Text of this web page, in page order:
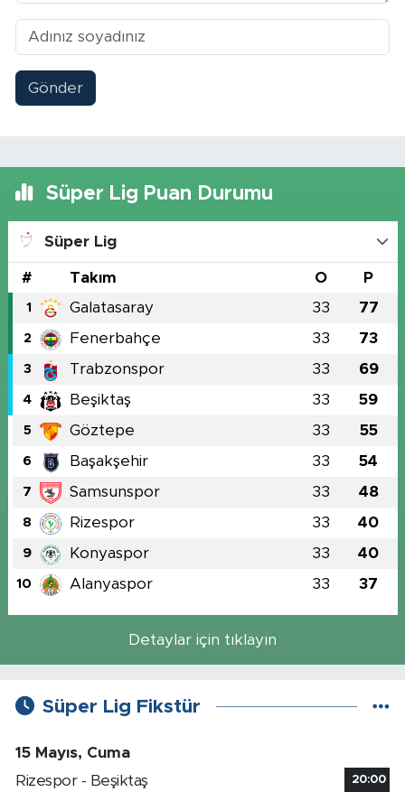
Gönder
Süper Lig Puan Durumu
Süper Lig
# Takım O P
1 Galatasaray 33 77
2 Fenerbahçe 33 73
3 Trabzonspor 33 69
4 Beşiktaş 33 59
5 Göztepe 33 55
6 Başakşehir 33 54
7 Samsunspor 33 48
8 Rizespor 33 40
9 Konyaspor 33 40
10 Alanyaspor 33 37
Detaylar için tıklayın
Süper Lig Fikstür
15 Mayıs, Cuma
Rizespor - Beşiktaş
20:00